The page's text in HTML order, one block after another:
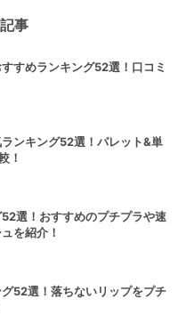
事
すめランキング52選！口コミ
ンキング52選！パレット&単
！
選！おすすめのプチプラや速
を紹介！
52選！落ちないリップをプチ